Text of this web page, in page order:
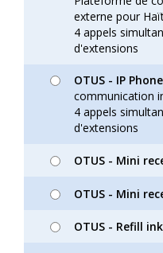
externe pour
4 appels
d'extensions
OTUS - IP Phone
communication
4 appels
d'extensions
OTUS - Mini
OTUS - Mini
OTUS - Refill